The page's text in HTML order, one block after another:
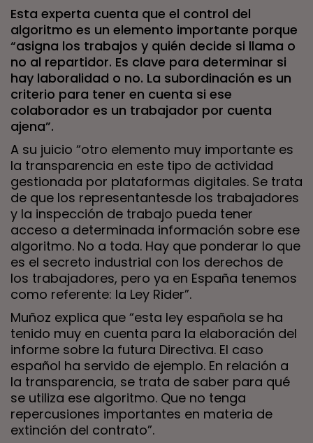
Esta experta cuenta que el control del
algoritmo es un elemento importante porque
“asigna los trabajos y quién decide si llama o
no al repartidor. Es clave para determinar si
hay laboralidad o no. La subordinación es un
criterio para tener en cuenta si ese
colaborador es un trabajador por cuenta
ajena”.
A su juicio “otro elemento muy importante es
la transparencia en este tipo de actividad
gestionada por plataformas digitales. Se trata
de que los representantesde los trabajadores
y la inspección de trabajo pueda tener
acceso a determinada información sobre ese
algoritmo. No a toda. Hay que ponderar lo que
es el secreto industrial con los derechos de
los trabajadores, pero ya en España tenemos
como referente: la Ley Rider”.
Muñoz explica que “esta ley española se ha
tenido muy en cuenta para la elaboración del
informe sobre la futura Directiva. El caso
español ha servido de ejemplo. En relación a
la transparencia, se trata de saber para qué
se utiliza ese algoritmo. Que no tenga
repercusiones importantes en materia de
extinción del contrato”.